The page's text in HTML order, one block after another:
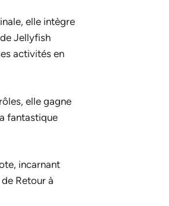
elle intègre
Jellyfish
activités en
elle gagne
fantastique
, incarnant
Retour à